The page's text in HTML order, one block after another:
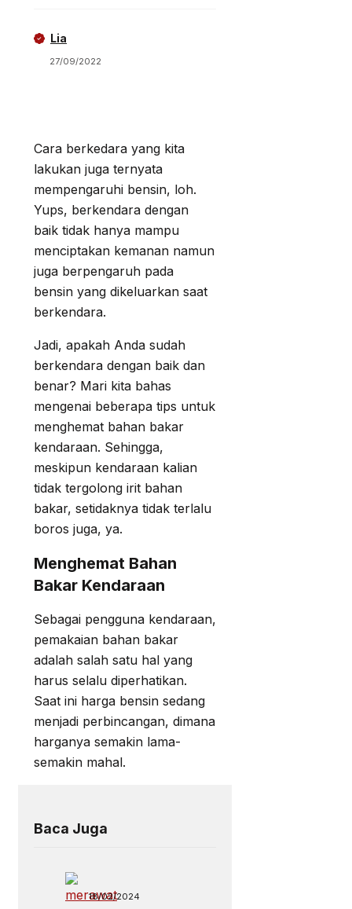
Lia
27/09/2022
Cara berkedara yang kita
lakukan juga ternyata
mempengaruhi bensin, loh.
Yups, berkendara dengan
baik tidak hanya mampu
menciptakan kemanan namun
juga berpengaruh pada
bensin yang dikeluarkan saat
berkendara.
Jadi, apakah Anda sudah
berkendara dengan baik dan
benar? Mari kita bahas
mengenai beberapa tips untuk
menghemat bahan bakar
kendaraan. Sehingga,
meskipun kendaraan kalian
tidak tergolong irit bahan
bakar, setidaknya tidak terlalu
boros juga, ya.
Menghemat Bahan
Bakar Kendaraan
Sebagai pengguna kendaraan,
pemakaian bahan bakar
adalah salah satu hal yang
harus selalu diperhatikan.
Saat ini harga bensin sedang
menjadi perbincangan, dimana
harganya semakin lama-
semakin mahal.
Baca Juga
18/02/2024